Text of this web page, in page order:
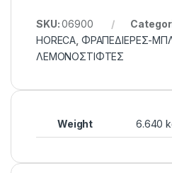
SKU:06900
HORECA ΦΡΑΠΕΔΙΕΡΕΣ-
ΛΕΜΟΝΟΣΤΙΦΤΕΣ
Weight 6.640